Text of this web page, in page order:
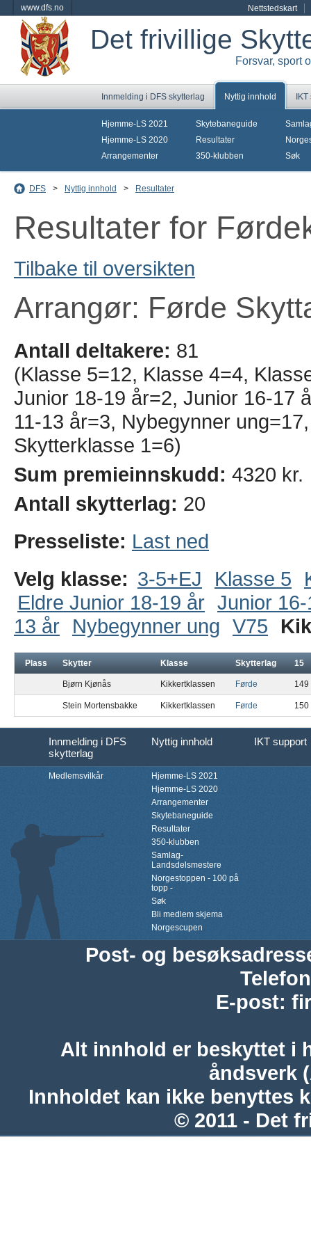
www.dfs.no Nettstedskart
Det frivillige
Forsvar, sport
Innmelding i DFS skytterlag Nyttig innhold
Hjemme-LS 2021
Hjemme-LS 2020
Arrangementer
Skytebaneguide
Resultater
350-klubben
Søk
DFS > Nyttig innhold > Resultater
Resultater for
Tilbake til oversikten
Arrangør: Førde
Antall deltakere: 81
(Klasse 5=12, Klasse 4=4,
Junior 18-19 år=2, Junior 16-17
11-13 år=3, Nybegynner
Skytterklasse 1=6)
Sum premieinnskudd: 4320 kr.
Antall skytterlag: 20
Presseliste: Last ned
Velg klasse: 3-5+EJ Klasse 5
Eldre Junior 18-19 år Junior
13 år
Nybegynner ung V75
Plass Skytter Klasse Skytterlag 15
Bjørn Kjønås Kikkertklassen Førde 149
Stein Mortensbakke Kikkertklassen Førde 150
Innmelding i DFS
skytterlag
Nyttig innhold IKT support
Medlemsvilkår
Hjemme-LS 2021
Hjemme-LS 2020
Arrangementer
Skytebaneguide
Resultater
350-klubben
Samlag-
Landsdelsmestere
Norgestoppen - 100 på
topp -
Søk
Bli medlem skjema
Norgescupen
Post- og
Telefon
E-post:
Alt innhold er beskyttet i
åndsverk
Innholdet kan ikke benyttes
© 2011 - Det